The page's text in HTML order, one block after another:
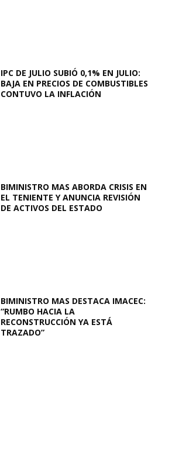
IPC DE JULIO SUBIÓ 0,1% EN JULIO:
BAJA EN PRECIOS DE COMBUSTIBLES
CONTUVO LA INFLACIÓN
BIMINISTRO MAS ABORDA CRISIS EN
EL TENIENTE Y ANUNCIA REVISIÓN
DE ACTIVOS DEL ESTADO
BIMINISTRO MAS DESTACA IMACEC:
“RUMBO HACIA LA
RECONSTRUCCIÓN YA ESTÁ
TRAZADO”